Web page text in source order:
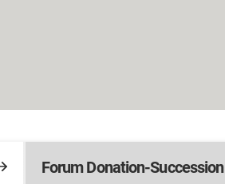
Forum Donation-Succession